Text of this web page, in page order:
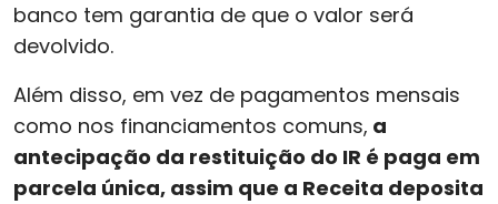
banco tem garantia de que o valor será
devolvido.
Além disso, em vez de pagamentos mensais
como nos financiamentos comuns, a
antecipação da restituição do IR é paga em
parcela única, assim que a Receita deposita